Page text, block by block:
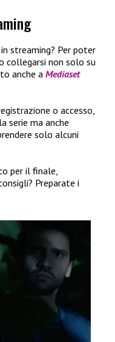
streaming? Per poter
collegarsi non solo su
anche aMediaset
o accesso,
serie ma anche
solo alcuni
per il finale,
Preparate i